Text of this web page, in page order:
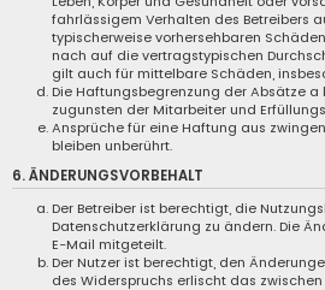
fahrlässigem Verhalten des Betreibers
typischerweise vorhersehbaren
nach auf die vertragstypischen
gilt auch für mittelbare Schäden,
Die Haftungsbegrenzung der Absätze
zugunsten der Mitarbeiter und
Ansprüche für eine Haftung aus
bleiben unberührt.
6. ÄNDERUNGSVORBEHALT
Der Betreiber ist berechtigt, die
Datenschutzerklärung zu ändern. Die
E-Mail mitgeteilt.
Der Nutzer ist berechtigt, den
des Widerspruchs erlischt das